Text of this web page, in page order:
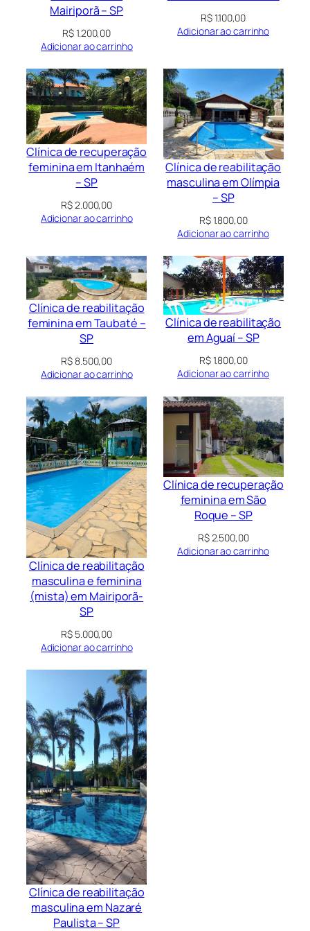
Mairiporã – SP
R$1.200,00
Adicionar ao carrinho
R$1.100,00
Adicionar ao carrinho
Clínica de recuperação
feminina em Itanhaém
– SP
R$2.000,00
Adicionar ao carrinho
Clínica de reabilitação
masculina em Olímpia
– SP
R$1.800,00
Adicionar ao carrinho
Clínica de reabilitação
feminina em Taubaté –
SP
R$8.500,00
Adicionar ao carrinho
Clínica de reabilitação
em Aguaí – SP
R$1.800,00
Adicionar ao carrinho
Clínica de reabilitação
masculina e feminina
(mista) em Mairiporã-
SP
R$ 5.000,00
Adicionar ao carrinho
Clínica de recuperação
feminina em São
Roque – SP
R$2.500,00
Adicionar ao carrinho
Clínica de reabilitação
masculina em Nazaré
Paulista – SP